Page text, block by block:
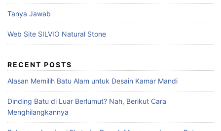
Tanya Jawab
Web Site SILVIO Natural Stone
RECENT POSTS
Alasan Memilih Batu Alam untuk Desain Kamar Mandi
Dinding Batu di Luar Berlumut? Nah, Berikut Cara
Menghilangkannya